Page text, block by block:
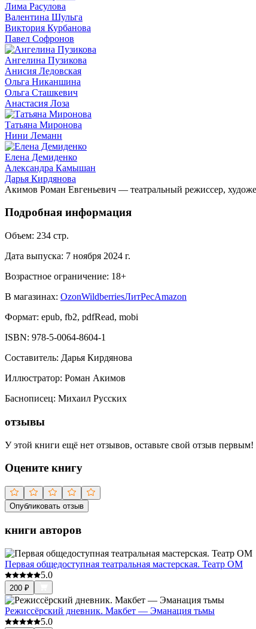
Лима Расулова
Валентина Шульга
Виктория Курбанова
Павел Софронов
Ангелина Пузикова
Анисия Ледовская
Ольга Никаншина
Ольга Сташкевич
Анастасия Лоза
Татьяна Миронова
Нини Леманн
Елена Демиденко
Александра Камышан
Дарья Кирдянова
Акимов Роман Евгеньевич — театральный режиссер,
Подробная информация
Объем: 234 стр.
Дата выпуска: 7 ноября 2024 г.
Возрастное ограничение: 18+
В магазинах: OzonWildberriesЛитРесAmazon
Формат: epub, fb2, pdfRead, mobi
ISBN: 978-5-0064-8604-1
Составитель: Дарья Кирдянова
Иллюстратор: Роман Акимов
Баснописец: Михаил Русских
отзывы
У этой книги ещё нет отзывов, оставьте свой отзыв первым!
Оцените книгу
Опубликовать отзыв
книги авторов
Первая общедоступная театральная мастерская. Театр ОМ
5.0
200 ₽
Режиссёрский дневник. Макбет — Эманация тьмы
5.0